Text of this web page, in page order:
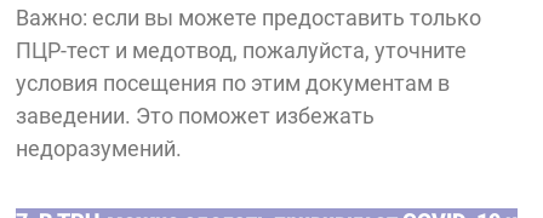
Важно: если вы можете предоставить только
ПЦР-тест и медотвод, пожалуйста, уточните
условия посещения по этим документам в
заведении. Это поможет избежать
недоразумений.